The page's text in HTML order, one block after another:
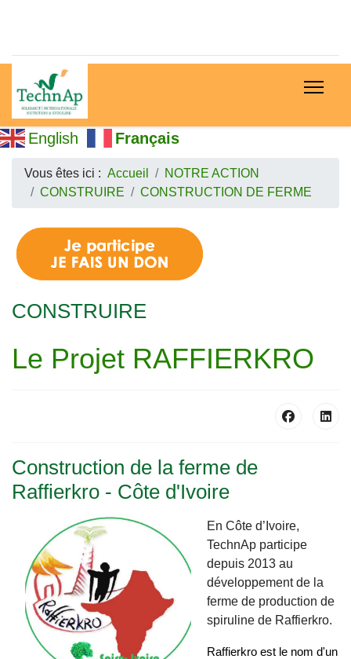
English Français
Vous êtes ici : Accueil
NOTRE ACTION
CONSTRUIRE
CONSTRUCTION DE FERME
CONSTRUIRE
Le Projet RAFFIERKRO
Construction de la ferme de
Raffierkro - Côte d'Ivoire
En Côte d’Ivoire,
TechnAp participe
depuis 2013 au
développement de la
ferme de production de
spiruline de Raffierkro.
Raffierkro est le nom d'un